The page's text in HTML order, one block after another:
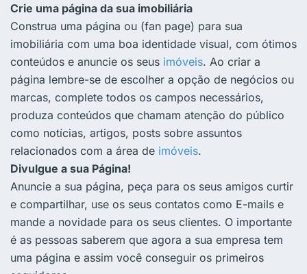
Crie uma página da sua imobiliária
Construa uma página ou (fan page) para sua
imobiliária com uma boa identidade visual, com ótimos
conteúdos e anuncie os seus imóveis. Ao criar a
página lembre-se de escolher a opção de negócios ou
marcas, complete todos os campos necessários,
produza conteúdos que chamam atenção do público
como notícias, artigos, posts sobre assuntos
relacionados com a área de imóveis.
Divulgue a sua Página!
Anuncie a sua página, peça para os seus amigos curtir
e compartilhar, use os seus contatos como E-mails e
mande a novidade para os seus clientes. O importante
é as pessoas saberem que agora a sua empresa tem
uma página e assim você conseguir os primeiros